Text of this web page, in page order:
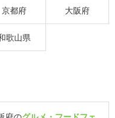
京都府 大阪府
歌山県